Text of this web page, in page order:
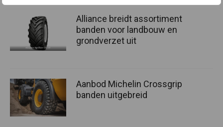
Alliance breidt assortiment
banden voor landbouw en
grondverzet uit
Aanbod Michelin Crossgrip
banden uitgebreid